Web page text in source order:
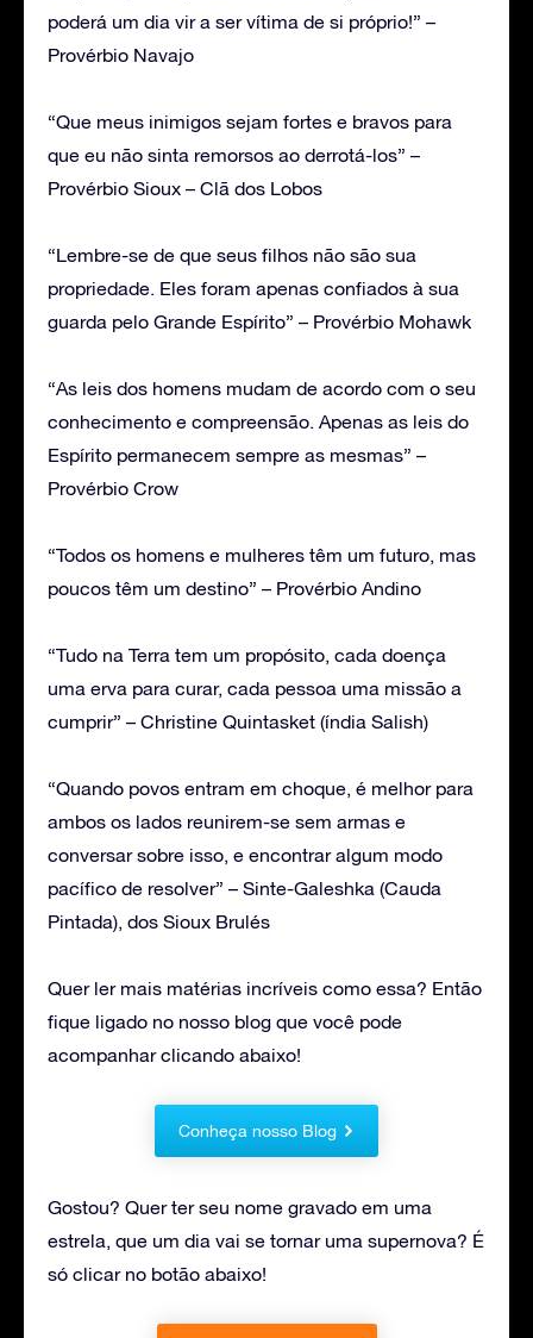
poderá um dia vir a ser vítima de si próprio!” –
Provérbio Navajo
“Que meus inimigos sejam fortes e bravos para
que eu não sinta remorsos ao derrotá-los” –
Provérbio Sioux – Clã dos Lobos
“Lembre-se de que seus filhos não são sua
propriedade. Eles foram apenas confiados à sua
guarda pelo Grande Espírito” – Provérbio Mohawk
“As leis dos homens mudam de acordo com o seu
conhecimento e compreensão. Apenas as leis do
Espírito permanecem sempre as mesmas” –
Provérbio Crow
“Todos os homens e mulheres têm um futuro, mas
poucos têm um destino” – Provérbio Andino
“Tudo na Terra tem um propósito, cada doença
uma erva para curar, cada pessoa uma missão a
cumprir” – Christine Quintasket (índia Salish)
“Quando povos entram em choque, é melhor para
ambos os lados reunirem-se sem armas e
conversar sobre isso, e encontrar algum modo
pacífico de resolver” – Sinte-Galeshka (Cauda
Pintada), dos Sioux Brulés
Quer ler mais matérias incríveis como essa? Então
fique ligado no nosso blog que você pode
acompanhar clicando abaixo!
Conheça nosso Blog
Gostou? Quer ter seu nome gravado em uma
estrela, que um dia vai se tornar uma supernova? É
só clicar no botão abaixo!